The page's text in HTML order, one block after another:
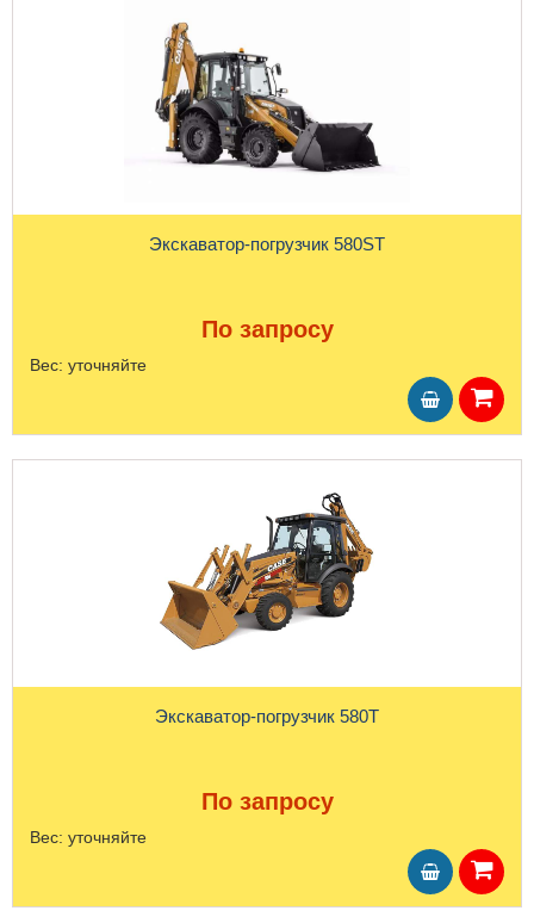
Экскаватор-погрузчик 580ST
По запросу
Вес: уточняйте
Экскаватор-погрузчик 580T
По запросу
Вес: уточняйте